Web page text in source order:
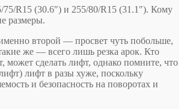
75/R15 (30.6″) и 255/80/R15 (31.1″). Кому
размеры.
второй — просвет чуть побольше,
же — всего лишь резка арок. Кто
может сделать лифт, однако помните, что
лифт в разы хуже, поскольку
и безопасность на поворотах и